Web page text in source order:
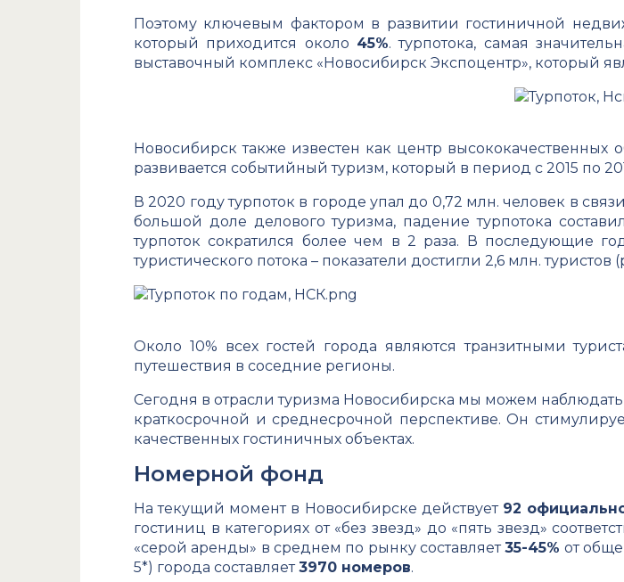
Поэтому ключевым фактором в развитии гостиничной
который приходится около 45%. турпотока, самая
выставочный комплекс «Новосибирск Экспоцентр», который
Новосибирск также известен как центр
развивается событийный туризм, который в период с 2015 по
В 2020 году турпоток в городе упал до 0,72 млн. человек в
большой доле делового туризма, падение турпотока
турпоток сократился более чем в 2 раза. В последующие
туристического потока – показатели достигли 2,6 млн.
Около 10% всех гостей города являются транзитными
путешествия в соседние регионы.
Сегодня в отрасли туризма Новосибирска мы можем
краткосрочной и среднесрочной перспективе. Он
качественных гостиничных объектах.
Номерной фонд
На текущий момент в Новосибирске действует 92
гостиниц в категориях от «без звезд» до «пять звезд»
«серой аренды» в среднем по рынку составляет35-45% от
5*) города составляет3970 номеров.